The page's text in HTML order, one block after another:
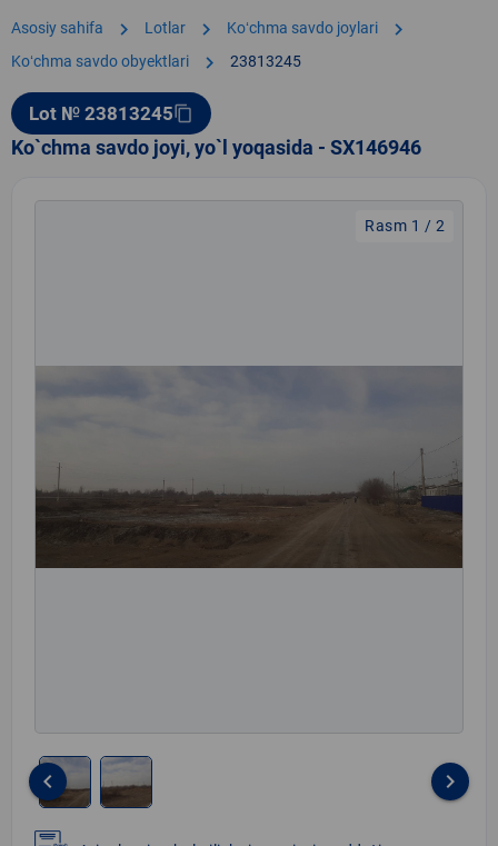
Asosiy sahifa chevron_right Lotlar chevron_right Koʻchma savdo joylari chevron_right
Koʻchma savdo obyektlari chevron_right 23813245
Lot № 23813245content_copy
Ko`chma savdo joyi, yo`l yoqasida - SX146946
Rasm 1 / 2
1
keyboard_arrow_left keyboard_arrow_right